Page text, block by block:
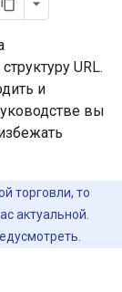
URL.
и
вы
торговли, то
актуальной.